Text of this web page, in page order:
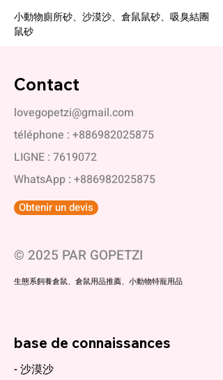
小動物廁所砂、沙漠沙、倉鼠鼠砂、吸臭結團
鼠砂
Contact
lovegopetzi@gmail.com
téléphone : +886982025875
LIGNE : 7619072
WhatsApp : +886982025875
Obtenir un devis
© 2025 PAR GOPETZI
生態系飼養倉鼠、倉鼠用品推薦、小動物特寵用品
base de connaissances
- 沙漠沙